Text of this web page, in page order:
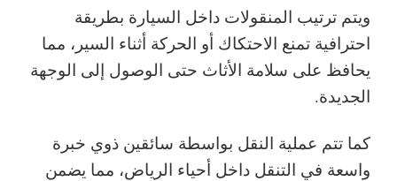
ويتم ترتيب المنقولات داخل السيارة بطريقة
احترافية تمنع الاحتكاك أو الحركة أثناء السير، مما
يحافظ على سلامة الأثاث حتى الوصول إلى الوجهة
الجديدة.
كما تتم عملية النقل بواسطة سائقين ذوي خبرة
واسعة في التنقل داخل أحياء الرياض، مما يضمن